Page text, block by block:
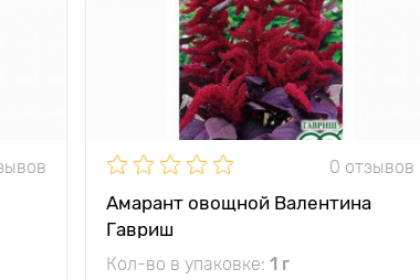
0 отзывов
Амарант овощной Валентина
Гавриш
Кол-во в упаковке: 1 г